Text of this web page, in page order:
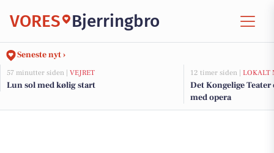
VORES Bjerringbro
Seneste nyt ›
57 minutter siden | VEJRET
Lun sol med kølig start
12 timer siden | LOKALT
Det Kongelige
med opera